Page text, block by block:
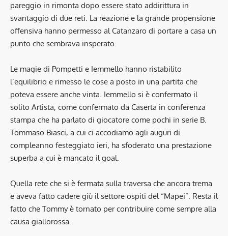
pareggio in rimonta dopo essere stato addirittura in
svantaggio di due reti. La reazione e la grande propensione
offensiva hanno permesso al Catanzaro di portare a casa un
punto che sembrava insperato.
Le magie di Pompetti e Iemmello hanno ristabilito
l’equilibrio e rimesso le cose a posto in una partita che
poteva essere anche vinta. Iemmello si è confermato il
solito Artista, come confermato da Caserta in conferenza
stampa che ha parlato di giocatore come pochi in serie B.
Tommaso Biasci, a cui ci accodiamo agli auguri di
compleanno festeggiato ieri, ha sfoderato una prestazione
superba a cui è mancato il goal.
Quella rete che si è fermata sulla traversa che ancora trema
e aveva fatto cadere giù il settore ospiti del “Mapei”. Resta il
fatto che Tommy è tornato per contribuire come sempre alla
causa giallorossa.